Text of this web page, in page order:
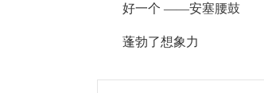
好一个 ——安塞腰鼓
蓬勃了想象力